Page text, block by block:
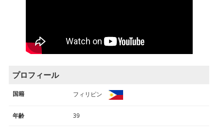
プロフィール
国籍 フィリピン
年齢 39